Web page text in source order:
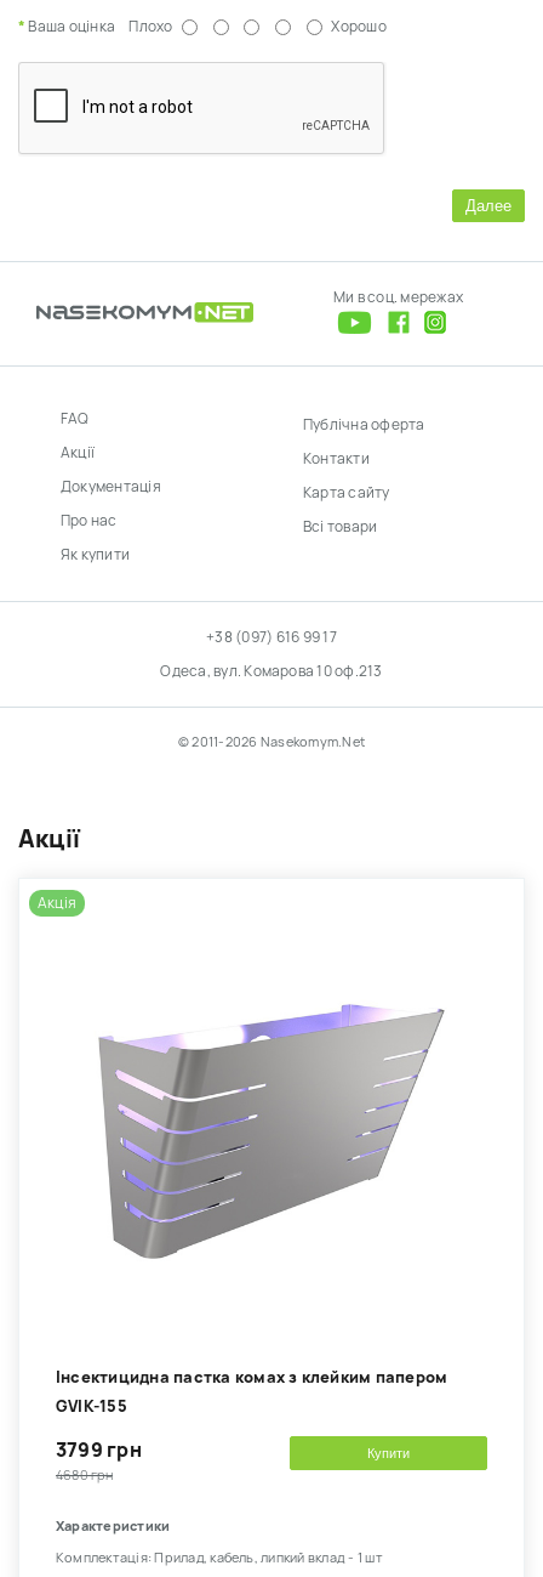
Акції
Акція
Інсектицидна пастка комах з клейким папером
GVIK-155
3799 грн
4680 грн
Купити
Характеристики
Комплектація: Прилад, кабель, липкий вклад - 1 шт
Ваша оцінка Плохо Хорошо
Далее
Ми в соц. мережах
FAQ
Акції
Документація
Про нас
Як купити
Публічна оферта
Контакти
Карта сайту
Всі товари
+38 (097) 616 99 17
Одеса, вул. Комарова 10 оф.213
© 2011-2026 Nasekomym.Net